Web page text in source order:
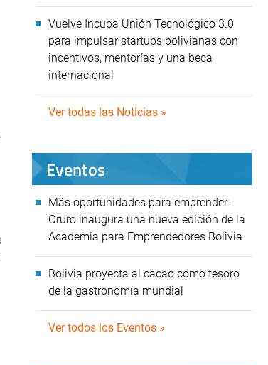
Vuelve Incuba Unión Tecnológico 3.0
para impulsar startups bolivianas con
incentivos, mentorías y una beca
internacional
Ver todas las Noticias »
Eventos
Más oportunidades para emprender:
Oruro inaugura una nueva edición de la
Academia para Emprendedores Bolivia
Bolivia proyecta al cacao como tesoro
de la gastronomía mundial
Ver todos los Eventos »